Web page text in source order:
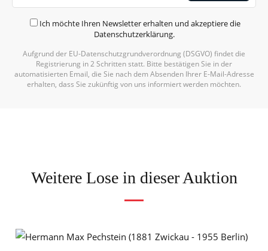
Ich möchte Ihren Newsletter erhalten und akzeptiere die
Datenschutzerklärung.
Aufgrund der EU-Datenschutzgrundverordnung (DSGVO) findet die
Registrierung in 2 Schritten statt. Bitte bestätigen Sie in der
automatisierten Email, die Sie nach dem Absenden Ihrer E-Mail-Adresse
erhalten, dass Sie zukünftig von uns informiert werden möchten.
Weitere Lose in dieser Auktion